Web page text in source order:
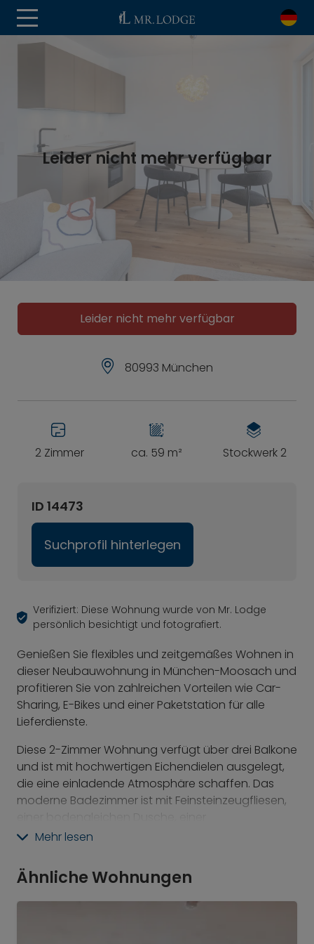
Leider nicht mehr verfügbar
Leider nicht mehr verfügbar
80993 München
2 Zimmer ca. 59 m² Stockwerk 2
ID 14473
Suchprofil hinterlegen
Verifiziert: Diese Wohnung wurde von Mr. Lodge
persönlich besichtigt und fotografiert.
Genießen Sie flexibles und zeitgemäßes Wohnen in
dieser Neubauwohnung in München-Moosach und
profitieren Sie von zahlreichen Vorteilen wie Car-
Sharing, E-Bikes und einer Paketstation für alle
Lieferdienste.
Diese 2-Zimmer Wohnung verfügt über drei Balkone
und ist mit hochwertigen Eichendielen ausgelegt,
die eine einladende Atmosphäre schaffen. Das
moderne Badezimmer ist mit Feinsteinzeugfliesen,
Glasduschabtrennung und einem
ausgestattet. Eine individuell steuerbare
Fußbodenheizung in jedem Raum sorgt für ein
angenehmes Raumklima und erhöht den
Mehr lesen
Ähnliche Wohnungen